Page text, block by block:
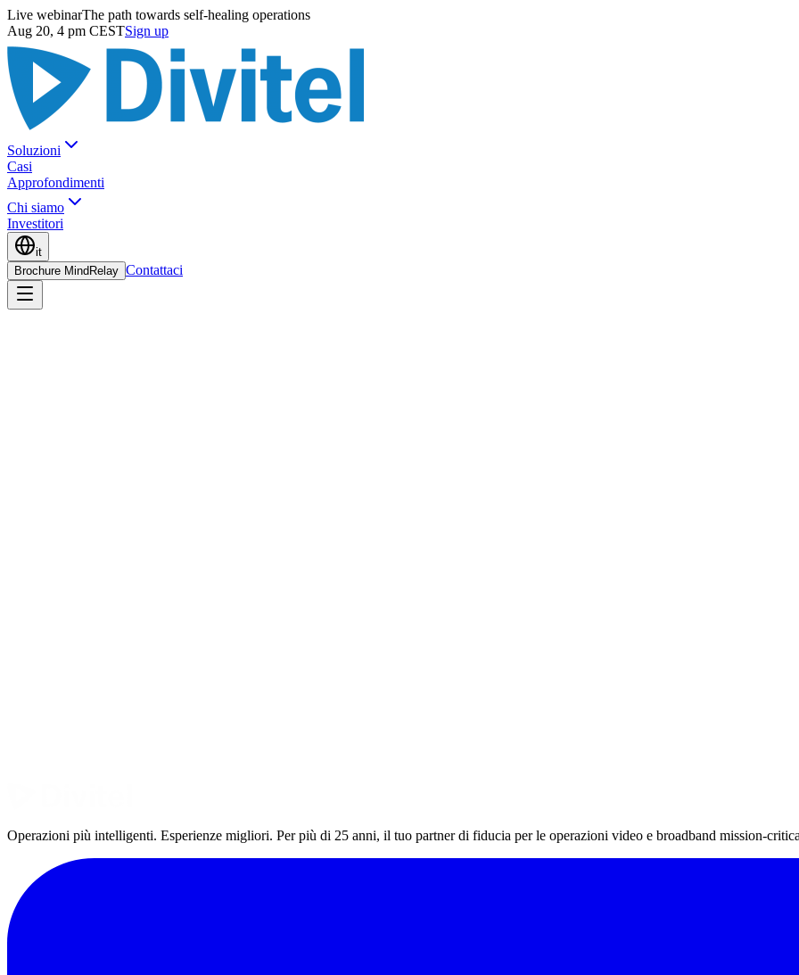
Live webinarThe path towards self-healing operations
Aug 20, 4 pm CESTSign up
Soluzioni
Casi
Approfondimenti
Chi siamo
Investitori
it
Brochure MindRelay Contattaci
Operazioni più intelligenti. Esperienze migliori. Per più di 25 anni, il tuo partner di fiducia per le operazioni video e broadband mission-